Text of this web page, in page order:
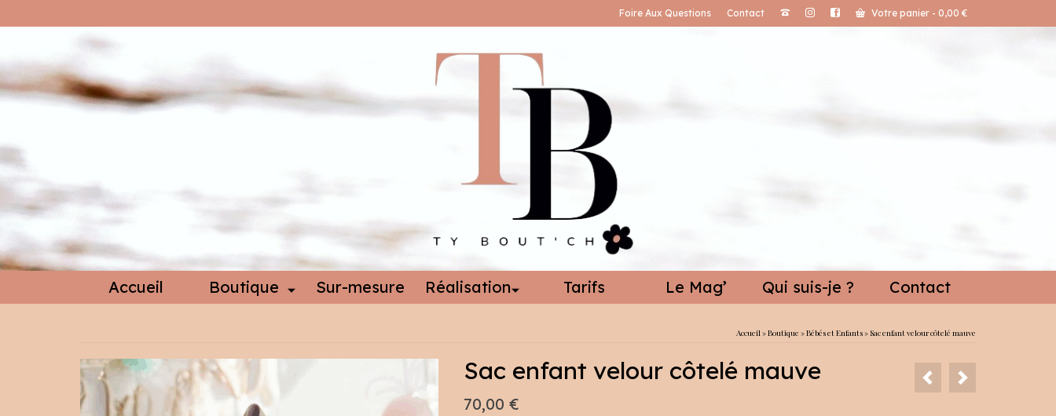
Foire Aux Questions Contact Votre panier - 0,00 €
Accueil Boutique Sur-mesure Réalisation Tarifs Le Mag’ Qui suis-je ? Contact
Accueil»Boutique »Bébés et Enfants» Sac enfant velour côtelé mauve
Sac enfant velour côtelé mauve
70,00 €